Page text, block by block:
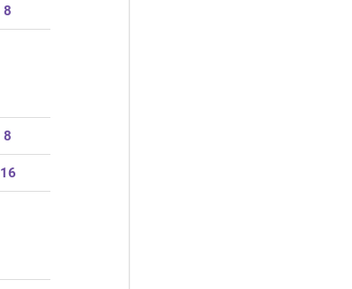
8
8
16